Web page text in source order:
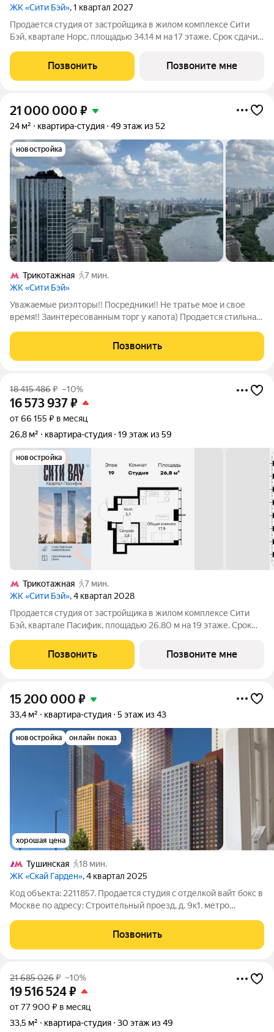
ЖК «Сити Бэй», 1 квартал 2027
Продается студия от застройщика в жилом комплексе Сити
Бэй, квартале Норс, площадью 34.14 м на 17 этаже. Срок сдачи 1
настоящий город в городе с отлично развитой
инфраструктурой и собственной
Позвонить Позвоните мне
21 000 000 ₽
24 м² квартира-студия 49 этаж из 52
новостройка
Трикотажная
7 мин.
ЖК «Сити Бэй»
Уважаемые риэлторы!! Посредники!! Не тратье мое и свое
время!! Заинтересованным торг у капота) Продается стильная
24 кв. м находится на 49-м этаже 52-этажного дома, что
открывает потрясающие
Позвонить
18 415 486₽ –10%
16 573 937₽
от 66 155 ₽ в месяц
26,8 м²
квартира-студия 19 этаж из 59
новостройка
Трикотажная
7 мин.
ЖК «Сити Бэй», 4 квартал 2028
Продается студия от застройщика в жилом комплексе Сити
Бэй, квартале Пасифик, площадью 26.80 м на 19 этаже. Срок
Бэй - настоящий город в городе с отлично развитой
инфраструктурой и
Позвонить Позвоните мне
15 200 000 ₽
33,4 м² квартира-студия 5 этаж из 43
новостройка онлайн показ
хорошая цена
Тушинская
18 мин.
ЖК «Скай Гарден», 4 квартал 2025
Код объекта: 2211857. Продается студия с отделкой вайт бокс в
Москве по адресу: Строительный проезд, д. 9к1. метро
составляет 33.4 кв.м. В квартире площадь позволяет выделить
кухню , гостиную, а так
Позвонить
21 685 026₽ –10%
19 516 524₽
от 77 900 ₽ в месяц
33,5 м²
квартира-студия 30 этаж из 49